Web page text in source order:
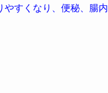
やすくなり、便秘、腸内